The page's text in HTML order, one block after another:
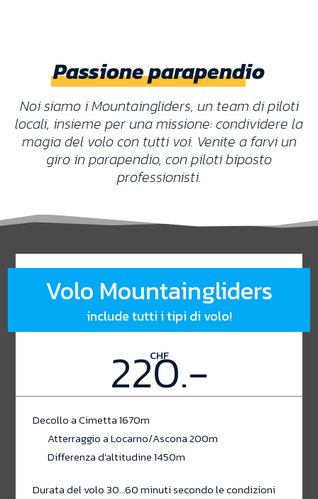
Passione parapendio
Noi siamo i Mountaingliders, un team di piloti
locali, insieme per una missione: condividere la
magia del volo con tutti voi. Venite a farvi un
giro in parapendio, con piloti biposto
professionisti.
Volo Mountaingliders
include tutti i tipi di volo!
CHF
220.-
Decollo a Cimetta 1670m
Atterraggio a Locarno/Ascona 200m
Differenza d'altitudine 1450m
Durata del volo 30…60 minuti secondo le condizioni